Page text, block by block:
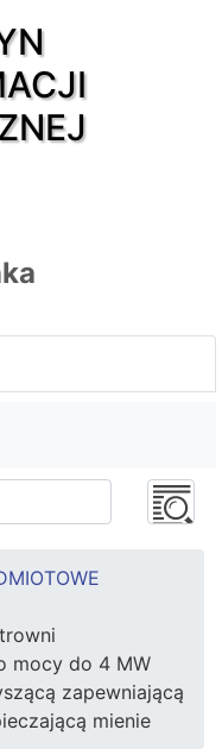
mocy do 4 MW
zapewniającą
mienie